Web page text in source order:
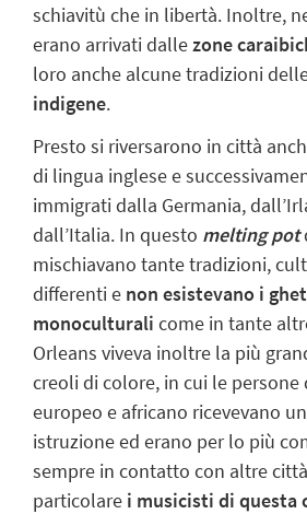
schiavitù che in libertà. Inoltre,
erano arrivati dallezone
loro anche alcune tradizioni
indigene.
Presto si riversarono in città
di lingua inglese e
immigrati dalla Germania,
dall’Italia. In questo melting pot
mischiavano tante tradizioni,
differenti e non esistevano i
monoculturali come in tante
Orleans viveva inoltre la più
creoli di colore, in cui le persone
europeo e africano ricevevano
istruzione ed erano per lo più
sempre in contatto con altre
particolare i musicisti di questa